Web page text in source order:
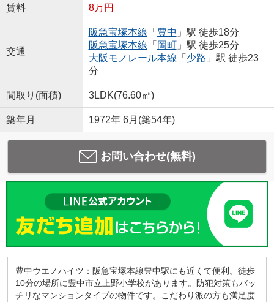
賃料 8万円
交通
阪急宝塚本線 「 豊中 」駅 徒歩18分
阪急宝塚本線 「 岡町」駅 徒歩25分
大阪モノレール本線 「 少路 」駅 徒歩23
分
間取り(面積) 3LDK(76.60㎡)
築年月 1972年 6月(築54年)
お問い合わせ(無料)
豊中ウエノハイツ：阪急宝塚本線豊中駅にも近くて便利。徒歩
10分の場所に豊中市立上野小学校があります。防犯対策もバッ
チリなマンションタイプの物件です。こだわり派の方も満足度